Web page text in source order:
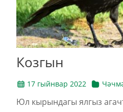
Козгын
17 гыйнвар 2022
Юл кырындагы ялгыз